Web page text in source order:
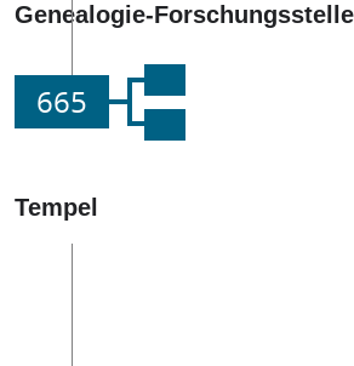
Genealogie-
665
Tempel